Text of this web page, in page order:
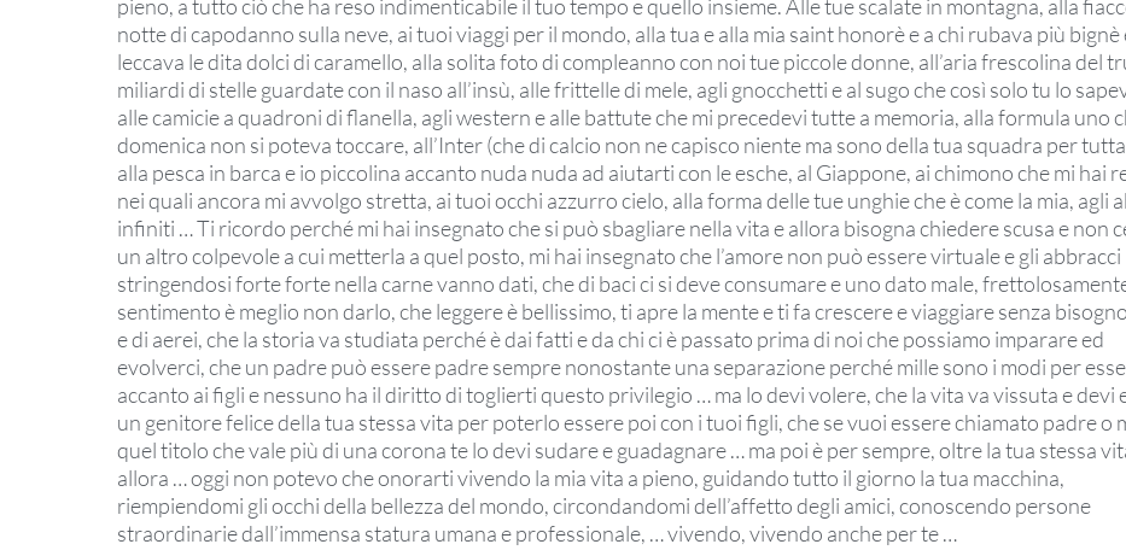
pieno, a tutto ciò che ha reso indimenticabile il tuo tempo e quello insieme. Alle tue scalate in montagna, alla
notte di capodanno sulla neve, ai tuoi viaggi per il mondo, alla tua e alla mia saint honorè e a chi rubava più bignè
leccava le dita dolci di caramello, alla solita foto di compleanno con noi tue piccole donne, all’aria frescolina del
miliardi di stelle guardate con il naso all’insù, alle frittelle di mele, agli gnocchetti e al sugo che così solo tu lo
alle camicie a quadroni di flanella, agli western e alle battute che mi precedevi tutte a memoria, alla formula uno
domenica non si poteva toccare, all’Inter (che di calcio non ne capisco niente ma sono della tua squadra per
alla pesca in barca e io piccolina accanto nuda nuda ad aiutarti con le esche, al Giappone, ai chimono che mi hai
nei quali ancora mi avvolgo stretta, ai tuoi occhi azzurro cielo, alla forma delle tue unghie che è come la mia, agli
infiniti … Ti ricordo perché mi hai insegnato che si può sbagliare nella vita e allora bisogna chiedere scusa e non
un altro colpevole a cui metterla a quel posto, mi hai insegnato che l’amore non può essere virtuale e gli abbracci
stringendosi forte forte nella carne vanno dati, che di baci ci si deve consumare e uno dato male,
sentimento è meglio non darlo, che leggere è bellissimo, ti apre la mente e ti fa crescere e viaggiare senza
e di aerei, che la storia va studiata perché è dai fatti e da chi ci è passato prima di noi che possiamo imparare ed
evolverci, che un padre può essere padre sempre nonostante una separazione perché mille sono i modi per
accanto ai figli e nessuno ha il diritto di toglierti questo privilegio … ma lo devi volere, che la vita va vissuta e devi
un genitore felice della tua stessa vita per poterlo essere poi con i tuoi figli, che se vuoi essere chiamato padre o
quel titolo che vale più di una corona te lo devi sudare e guadagnare … ma poi è per sempre, oltre la tua stessa
allora … oggi non potevo che onorarti vivendo la mia vita a pieno, guidando tutto il giorno la tua macchina,
riempiendomi gli occhi della bellezza del mondo, circondandomi dell’affetto degli amici, conoscendo persone
straordinarie dall’immensa statura umana e professionale, … vivendo, vivendo anche per te …